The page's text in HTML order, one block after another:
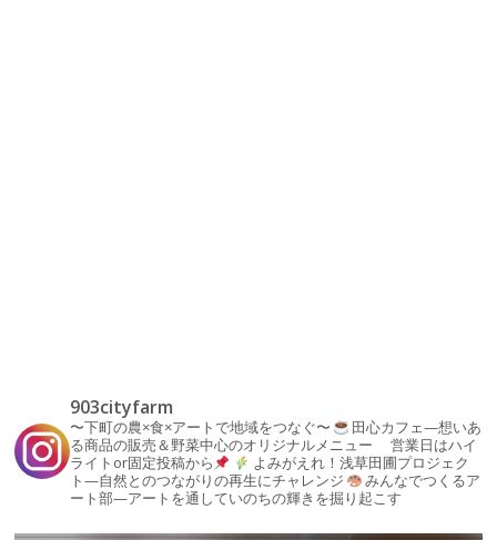
903cityfarm
〜下町の農×食×アートで地域をつなぐ〜
田心カフェ—想いあ
る商品の販売＆野菜中心のオリジナルメニュー 営業日はハイ
ライトor固定投稿から
よみがえれ！浅草田圃プロジェク
ト—自然とのつながりの再生にチャレンジ
みんなでつくるア
ート部—アートを通していのちの輝きを掘り起こす